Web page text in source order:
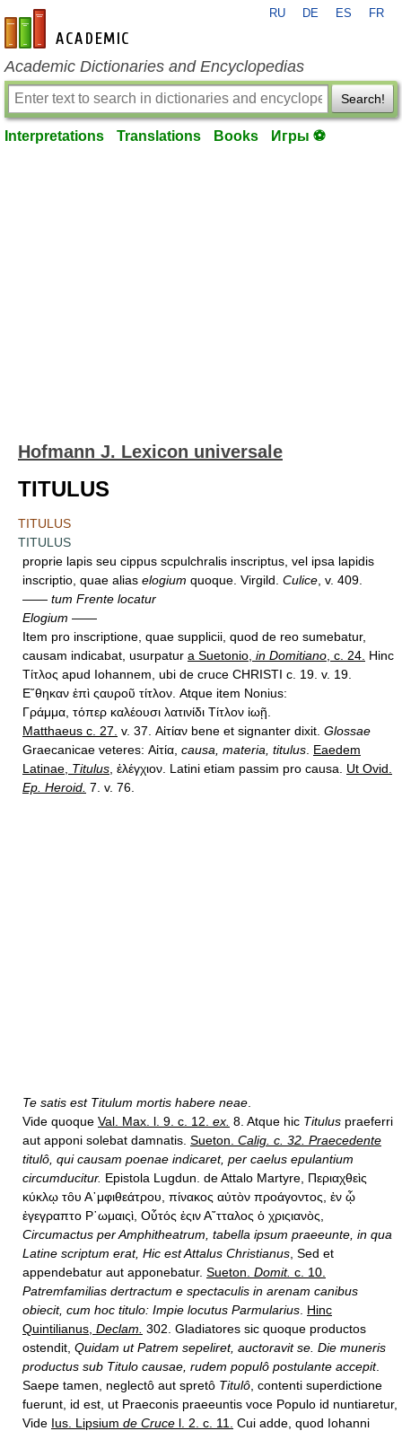
en-academic.com
RU DE ES FR
Academic Dictionaries and Encyclopedias
Search!
Interpretations Translations Books Игры ⚽
Hofmann J. Lexicon universale
TITULUS
TITULUS
TITULUS
proprie lapis seu cippus scpulchralis inscriptus, vel ipsa lapidis
inscriptio, quae alias elogium quoque. Virgild. Culice , v. 409.
—— tum Frente locatur
Elogium ——
Item pro inscriptione, quae supplicii, quod de reo sumebatur,
causam indicabat, usurpatur a Suetonio, in Domitiano , c. 24. Hinc
Τίτλος apud Iohannem, ubi de cruce CHRISTI c. 19. v. 19.
Ε῎θηκαν ἐπὶ ςαυροῦ τίτλον. Atque item Nonius:
Γράμμα, τόπερ καλέουσι λατινίδι Τίτλον ἰωῇ.
Matthaeus c. 27. v. 37. Αἰτίαν bene et signanter dixit. Glossae
Graecanicae veteres: Αἰτία, causa, materia, titulus Eaedem
Latinae, Titulus ἐλέγχιον. Latini etiam passim pro causa. Ut Ovid.
Ep. Heroid. 7. v. 76.
Te satis est Titulum mortis habere neae
Vide quoque Val. Max. l. 9. c. 12. ex. 8. Atque hic Titulus praeferri
aut apponi solebat damnatis. Sueton. Calig. c. 32. Praecedente
titulô, qui causam poenae indicaret, per caelus epulantium
circumducitur. Epistola Lugdun. de Attalo Martyre, Περιαχθεὶς
κύκλῳ τȏυ Α᾿μφιθεάτρου, πίνακος αὐτὸν προάγοντος, ἐν ᾧ
ἐγεγραπτο Ρ῾ωμαιςὶ, Οὗτός ἐςιν Α῎τταλος ὁ χριςιανὸς,
Circumactus per Amphitheatrum, tabella ipsum praeeunte, in qua
Latine scriptum erat, Hic est Attalus Christianus , Sed et
appendebatur aut apponebatur. Sueton. Domit. c. 10.
Patremfamilias dertractum e spectaculis in arenam canibus
obiecit, cum hoc titulo: Impie locutus Parmularius Hinc
Quintilianus, Declam. 302. Gladiatores sic quoque productos
ostendit, Quidam ut Patrem sepeliret, auctoravit se. Die muneris
productus sub Titulo causae, rudem populô postulante accepit.
Saepe tamen, neglectô aut spretô Titulô , contenti superdictione
fuerunt, id est, ut Praeconis praeeuntis voce Populo id nuntiaretur,
Vide Ius. Lipsium de Cruce l. 2. c. 11.
Cui adde, quod Iohanni